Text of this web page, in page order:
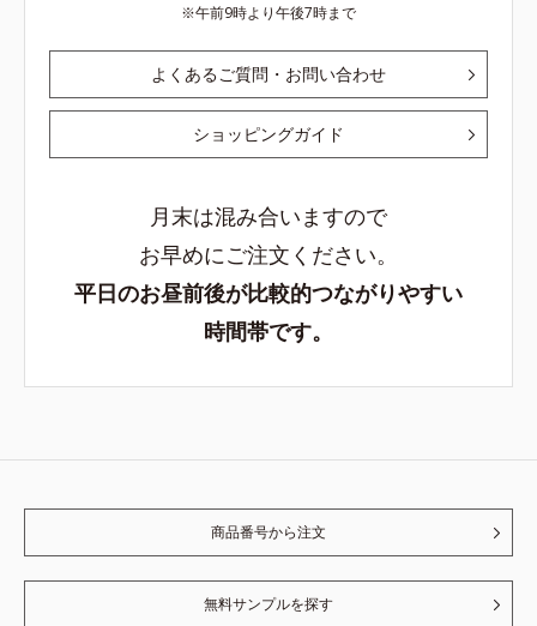
午前9時より午後7時まで
よくあるご質問・お問い合わせ
ショッピングガイド
月末は混み合いますので
お早めにご注文ください。
平日のお昼前後が比較的つながりやすい
時間帯です。
商品番号から注文
無料サンプルを探す